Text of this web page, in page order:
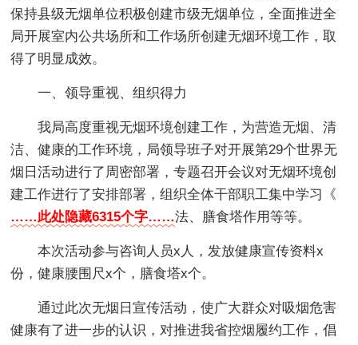
保持县级无烟单位积极创建市级无烟单位，全面推进全
局开展室内公共场所和工作场所创建无烟环境工作，取
得了明显成效。
一、领导重视、组织得力
我局高度重视无烟环境创建工作，为营造无烟、清
洁、健康的工作环境，局领导班子对开展第29个世界无
烟日活动进行了周密部署，专题召开会议对无烟环境创
建工作进行了安排部署，组织全体干部职工集中学习《
……此处隐藏6315个字……法、膳食塔作用等等。
本次活动参与咨询人员x人，发放健康宣传资料x
份，健康腰围尺x个，膳食塔x个。
通过此次无烟日宣传活动，使广大群众对吸烟危害
健康有了进一步的认识，对推进我省控烟履约工作，倡